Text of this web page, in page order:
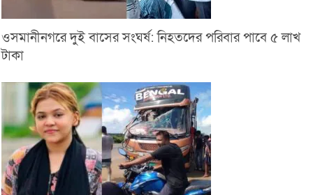
ওসমানীনগরে দুই বাসের সংঘর্ষ: নিহতদের পরিবার পাবে ৫ লাখ
টাকা